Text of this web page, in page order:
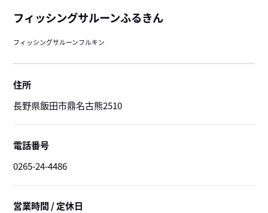
フィッシングサルーンふるきん
フィッシングサルーンフルキン
住所
長野県飯田市鼎名古熊2510
電話番号
0265-24-4486
営業時間 / 定休日